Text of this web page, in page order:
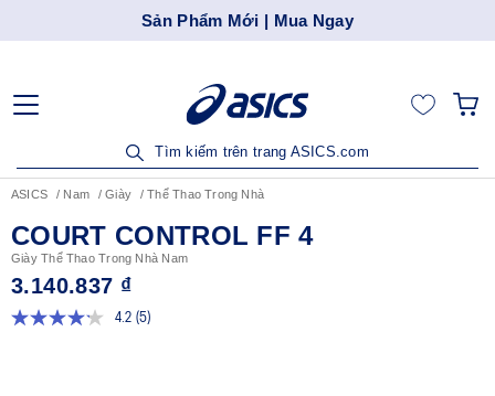
Sản Phẩm Mới | Mua Ngay
Tìm kiếm trên trang ASICS.com
ASICS Nam Giày Thể Thao Trong Nhà
COURT CONTROL FF 4
Giày Thể Thao Trong Nhà Nam
3.140.837 ₫
4.2 Đọc
(5)